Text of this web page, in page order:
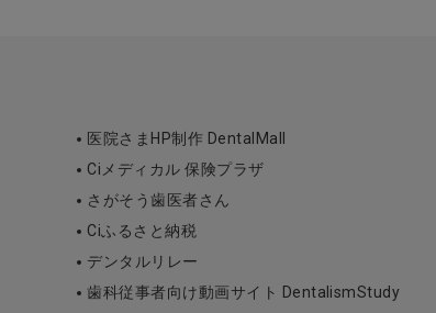
医院さまHP制作 DentalMall
Ciメディカル 保険プラザ
さがそう歯医者さん
Ciふるさと納税
デンタルリレー
歯科従事者向け動画サイト DentalismStudy